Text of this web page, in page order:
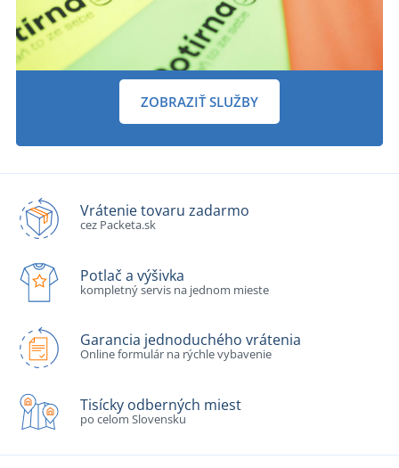
ZOBRAZIŤ SLUŽBY
Vrátenie tovaru zadarmo
cez Packeta.sk
Potlač a výšivka
kompletný servis na jednom mieste
Garancia jednoduchého vrátenia
Online formulár na rýchle vybavenie
Tisícky odberných miest
po celom Slovensku